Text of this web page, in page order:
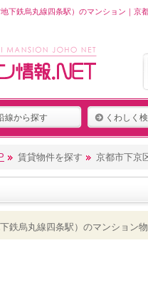
下鉄烏丸線四条駅）のマンション｜京
線から探す くわしく
賃貸物件を探す 京都市下京
鉄烏丸線四条駅）のマンション